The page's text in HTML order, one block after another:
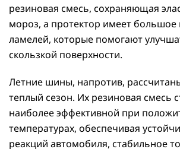
резиновая смесь, сохраняющая
мороз, а протектор имеет большое
ламелей, которые помогают
скользкой поверхности.
Летние шины, напротив,
теплый сезон. Их резиновая смесь
наиболее эффективной при
температурах, обеспечивая
реакций автомобиля, стабильное